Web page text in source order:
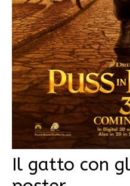
Il gatto con